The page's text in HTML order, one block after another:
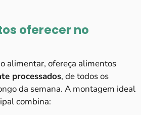
oferecer no
alimentar, ofereça alimentos
processados, de todos os
da semana. A montagem ideal
combina: